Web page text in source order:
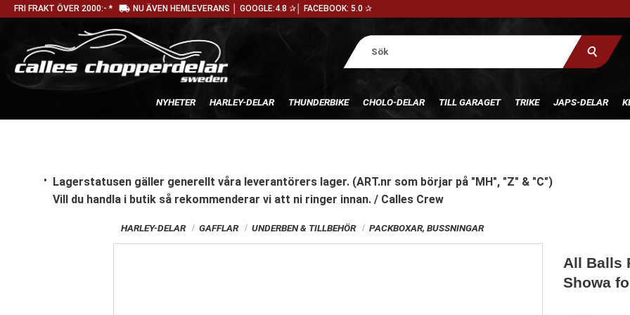
FRI FRAKT ÖVER 2000:- * local_shipping NU ÄVEN HEMLEVERANS │ GOOGLE:4.8 ✰│ FACEBOOK: 5.0 ✰
NYHETER HARLEY-DELAR THUNDERBIKE CHOLO-DELAR TILL GARAGET TRIKE JAPS-DELAR
Lagerstatusen gäller generellt våra leverantörers lager. (ART.nr som börjar på "MH", "Z" & "C")
Vill du handla i butik så rekommenderar vi att ni ringer innan. / Calles Crew
HARLEY-DELAR GAFFLAR UNDERBEN & TILLBEHÖR PACKBOXAR, BUSSNINGAR
All Balls
Showa